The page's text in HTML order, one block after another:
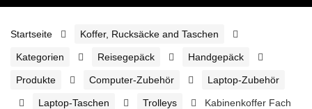
Startseite Koffer, Rucksäcke and Taschen
Kategorien Reisegepäck Handgepäck
Produkte Computer-Zubehör Laptop-Zubehör
Laptop-Taschen Trolleys
Kabinenkoffer Fach